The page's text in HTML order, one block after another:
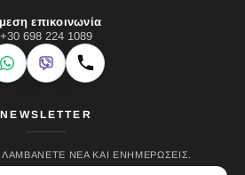
επικοινωνία
+30 698 224 1089
WhatsApp
Viber Κλήση
NEWSLETTER
ΛΑΜΒΆΝΕΤΕ ΝΈΑ ΚΑΙ ΕΝΗΜΕΡΏΣΕΙΣ.